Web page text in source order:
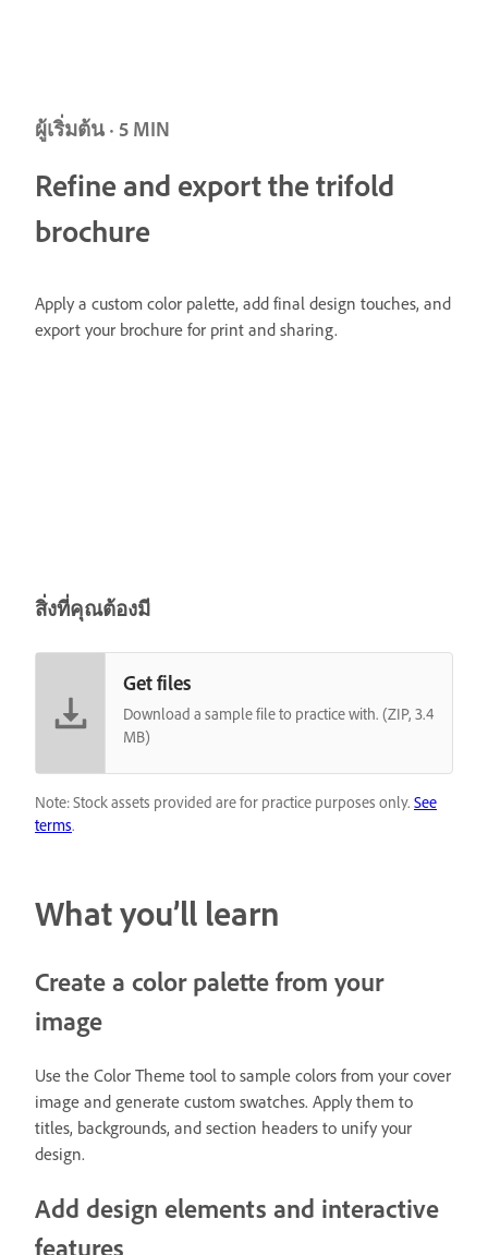
ผู้เริ่มต้น · 5 MIN
Refine and export the trifold
brochure
Apply a custom color palette, add final design touches, and
export your brochure for print and sharing.
สิ่งที่คุณต้องมี
Get files
Download a sample file to practice with. (ZIP, 3.4
MB)
Note: Stock assets provided are for practice purposes only. See
terms.
What you’ll learn
Create a color palette from your
image
Use the Color Theme tool to sample colors from your cover
image and generate custom swatches. Apply them to
titles, backgrounds, and section headers to unify your
design.
Add design elements and interactive
features